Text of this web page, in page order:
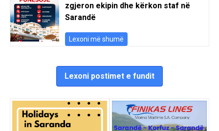
zgjeron ekipin dhe kërkon staf në
Sarandë
Lexoni më shumë
Lexoni postimet e fundit